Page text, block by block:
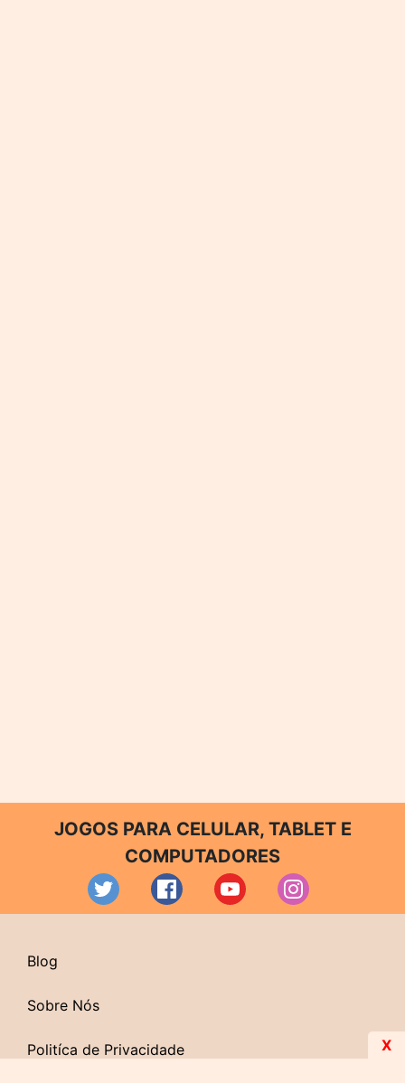
JOGOS PARA CELULAR, TABLET E
COMPUTADORES
Blog
Sobre Nós
Politíca de Privacidade X